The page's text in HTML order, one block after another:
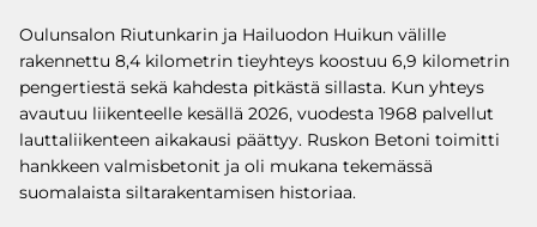
Oulunsalon Riutunkarin ja Hailuodon Huikun välille
rakennettu 8,4 kilometrin tieyhteys koostuu 6,9 kilometrin
pengertiestä sekä kahdesta pitkästä sillasta. Kun yhteys
avautuu liikenteelle kesällä 2026, vuodesta 1968 palvellut
lauttaliikenteen aikakausi päättyy. Ruskon Betoni toimitti
hankkeen valmisbetonit ja oli mukana tekemässä
suomalaista siltarakentamisen historiaa.